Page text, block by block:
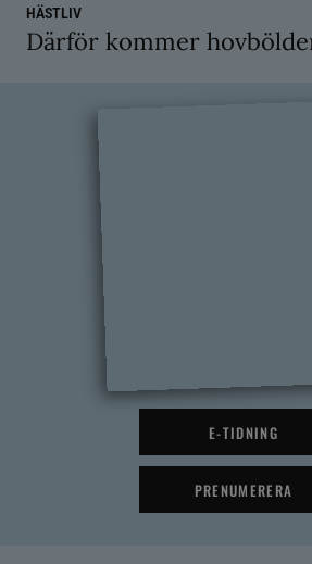
HÄSTLIV
Därför kommer
E-TIDNING
PRENUMERERA